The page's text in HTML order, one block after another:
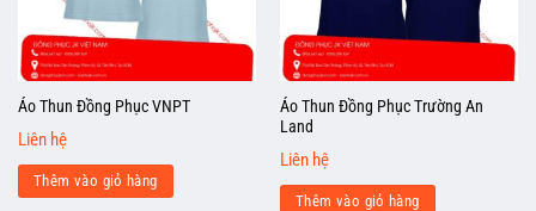
Áo Thun Đồng Phục VNPT
Liên hệ
Thêm vào giỏ hàng
Áo Thun Đồng Phục Trường An
Land
Liên hệ
Thêm vào giỏ hàng